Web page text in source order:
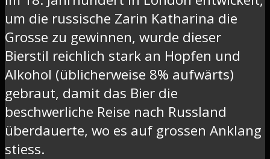
um die russische Zarin Katharina die
Grosse zu gewinnen, wurde dieser
Bierstil reichlich stark an Hopfen und
Alkohol (üblicherweise 8% aufwärts)
gebraut, damit das Bier die
beschwerliche Reise nach Russland
überdauerte, wo es auf grossen Anklang
stiess.